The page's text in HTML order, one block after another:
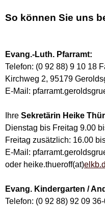
So können Sie uns
Evang.-Luth. Pfarramt:
Telefon: (0 92 88) 9 10 18
Kirchweg 2, 95179
E-Mail:
Ihre Sekretärin Heike
Dienstag bis Freitag 9.00
Freitag zusätzlich: 16.00
E-Mail:
oder heike.thueroff(at)
Evang. Kindergarten /
Telefon: (0 92 88) 92 09